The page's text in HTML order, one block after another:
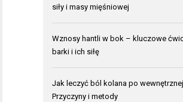
siły i masy mięśniowej
Wznosy hantli w bok – kluczowe
barki i ich siłę
Jak leczyć ból kolana po
Przyczyny i metody